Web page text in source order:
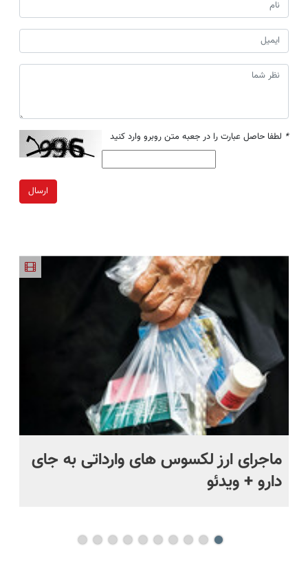
* لطفا حاصل عبارت را در جعبه متن روبرو وارد کنید
ارسال
ماجرای ارز لکسوس های وارداتی به جای
دارو + ویدئو